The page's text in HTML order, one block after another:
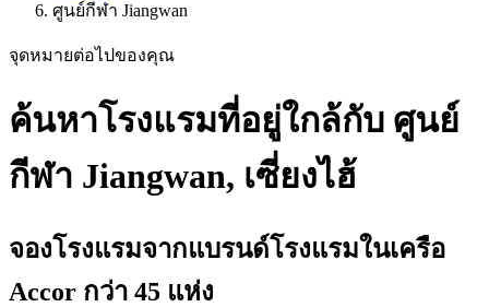
ศูนย์กีฬา Jiangwan
จุดหมายต่อไปของคุณ
ค้นหาโรงแรมที่อยู่ใกล้กับ ศูนย์
กีฬา Jiangwan, เซี่ยงไฮ้
จองโรงแรมจากแบรนด์โรงแรมในเครือ
Accor กว่า 45 แห่ง